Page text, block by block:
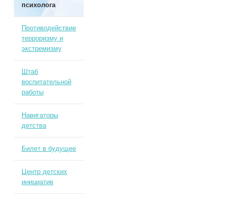
психолога
Противодействие
терроризму и
экстремизму
Штаб
воспитательной
работы
Навигаторы
детства
Билет в будущее
Центр детских
инициатив